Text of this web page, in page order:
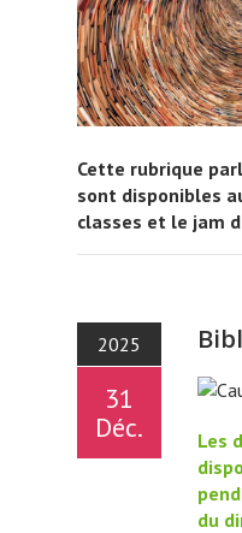
Cette rubrique
sont disponibles
classes et le jam
2025
31
Déc.
Les
du